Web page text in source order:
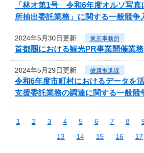
「林オ第1号 令和6年度オルソ写真
所抽出委託業務」に関する一般競争
2024年5月30日更新 東京事務所
首都圏における観光PR事業開催業務
2024年5月29日更新 健康推進課
令和6年度市町村におけるデータを
支援委託業務の調達に関する一般競
1 2 3 4 5 6 7 8
13
14 15 16 17